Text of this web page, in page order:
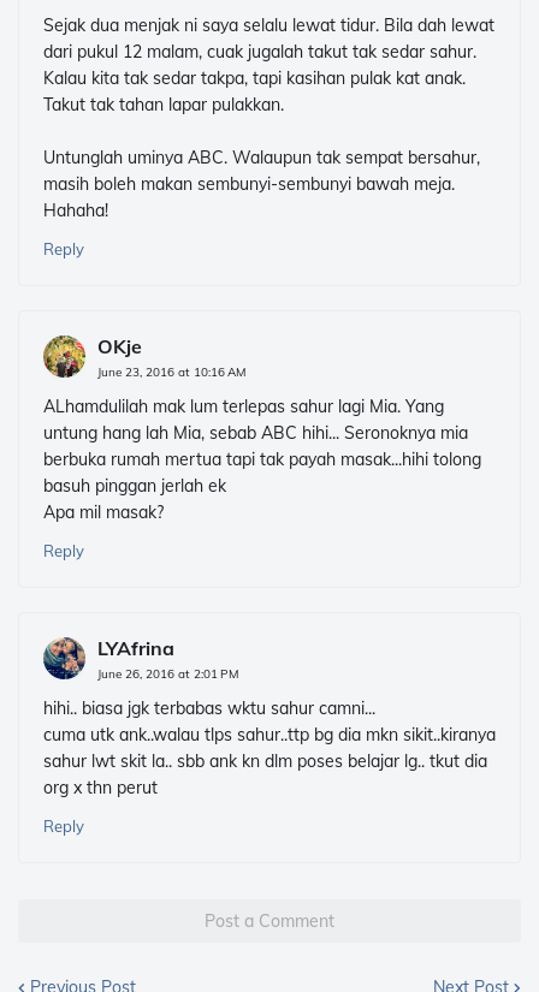
Sejak dua menjak ni saya selalu lewat tidur. Bila dah lewat
dari pukul 12 malam, cuak jugalah takut tak sedar sahur.
Kalau kita tak sedar takpa, tapi kasihan pulak kat anak.
Takut tak tahan lapar pulakkan.
Untunglah uminya ABC. Walaupun tak sempat bersahur,
masih boleh makan sembunyi-sembunyi bawah meja.
Hahaha!
Reply
OKje
June 23, 2016 at 10:16 AM
ALhamdulilah mak lum terlepas sahur lagi Mia. Yang
untung hang lah Mia, sebab ABC hihi... Seronoknya mia
berbuka rumah mertua tapi tak payah masak...hihi tolong
basuh pinggan jerlah ek
Apa mil masak?
Reply
LYAfrina
June 26, 2016 at 2:01 PM
hihi.. biasa jgk terbabas wktu sahur camni...
cuma utk ank..walau tlps sahur..ttp bg dia mkn sikit..kiranya
sahur lwt skit la.. sbb ank kn dlm poses belajar lg.. tkut dia
org x thn perut
Reply
Post a Comment
Previous Post Next Post